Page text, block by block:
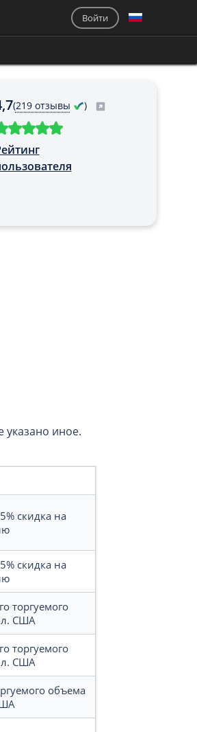
Войти
(219 отзывы )
иное.
5% скидка на
5% скидка на
торгуемого
США
торгуемого
США
объема